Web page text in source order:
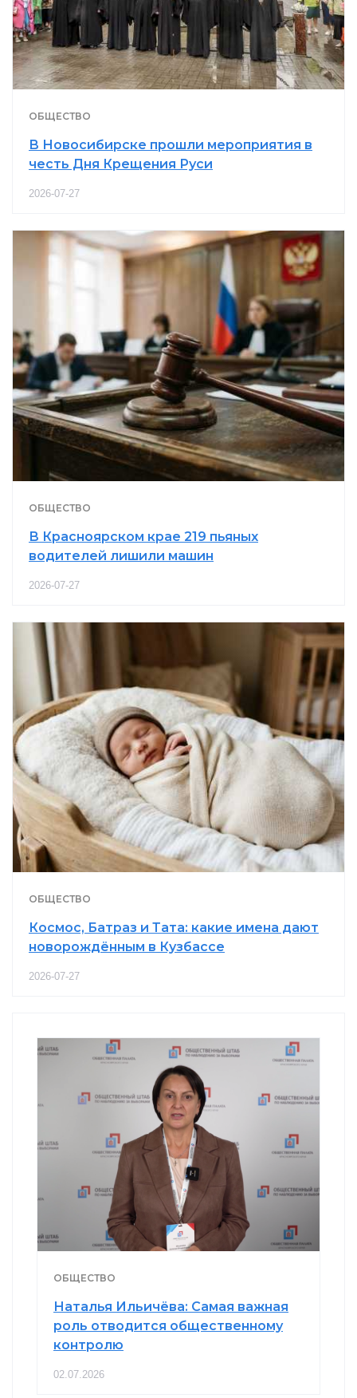
ОБЩЕСТВО
В Новосибирске прошли мероприятия в
честь Дня Крещения Руси
2026-07-27
ОБЩЕСТВО
В Красноярском крае 219 пьяных
водителей лишили машин
2026-07-27
ОБЩЕСТВО
Космос, Батраз и Тата: какие имена дают
новорождённым в Кузбассе
2026-07-27
ОБЩЕСТВО
Наталья Ильичёва: Самая важная
роль отводится общественному
контролю
02.07.2026